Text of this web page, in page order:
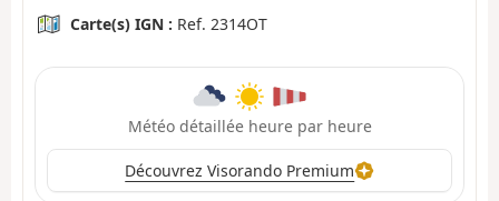
Carte(s) IGN : Ref. 2314OT
Météo détaillée heure par heure
Découvrez Visorando Premium